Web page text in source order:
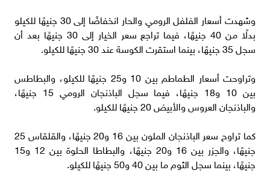
وشهدت أسعار الفلفل الرومي والحار انخفاضًا إلى 30 جنيهًا للكيلو
بدلًا من 40 جنيهًا، فيما تراجع سعر الخيار إلى 30 جنيهًا بعد أن
سجل 35 جنيهًا، بينما استقرت الكوسة عند 30 جنيهًا للكيلو.
وتراوحت أسعار الطماطم بين 10 و25 جنيهًا للكيلو، والبطاطس
بين 10 و18 جنيهًا، فيما سجل الباذنجان الرومي 15 جنيهًا،
والباذنجان العروس والأبيض 20 جنيهًا للكيلو.
كما تراوح سعر الباذنجان الملون بين 16 و20 جنيهًا، والقلقاس 25
جنيهًا، والجزر بين 16 و20 جنيهًا، والبطاطا الحلوة بين 12 و15
جنيهًا، بينما سجل الثوم ما بين 40 و50 جنيهًا للكيلو.